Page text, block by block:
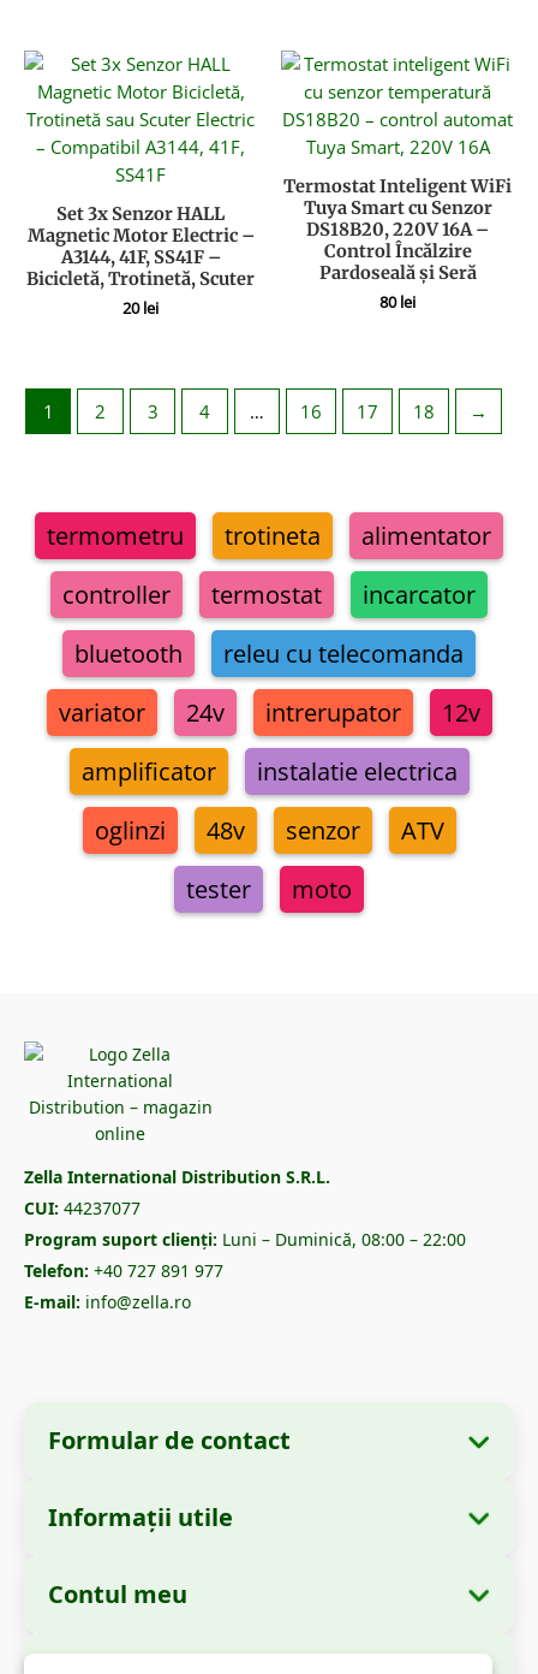
termometru trotineta
alimentator
controller
termostat
incarcator
bluetooth
releu cu telecomanda
variator
24v intrerupator
12v
amplificator
instalatie electrica
oglinzi
48v senzor
ATV
tester
moto
Set 3x Senzor HALL
Magnetic Motor Electric –
A3144, 41F, SS41F –
Bicicletă, Trotinetă, Scuter
20lei
Termostat Inteligent WiFi
Tuya Smart cu Senzor
DS18B20, 220V 16A –
Control Încălzire
Pardoseală și Seră
80lei
1 2 3 4 … 16 17 18 →
Zella International Distribution S.R.L.
CUI: 44237077
Program suport clienți: Luni – Duminică, 08:00 – 22:00
Telefon: +40 727 891 977
E-mail: info@zella.ro
Formular de contact
Denumire: Zella International Distribution
S.R.L.
Sediu Social:Strada Cuza Vodă nr. 97, Sector
Informații utile
Metode de plată
Contul meu
Comenzile mele